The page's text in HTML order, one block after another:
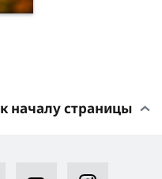
к началу страницы